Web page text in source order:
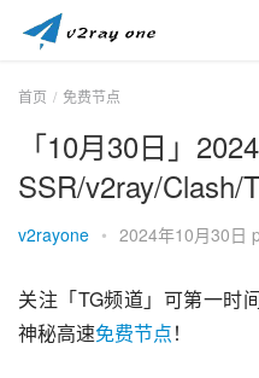
首页 免费节点
「10月30日」
SSR/v2ray/Clash/
v2rayone • 2024年10月30日
关注「TG频道」可第一时
神秘高速免费节点！